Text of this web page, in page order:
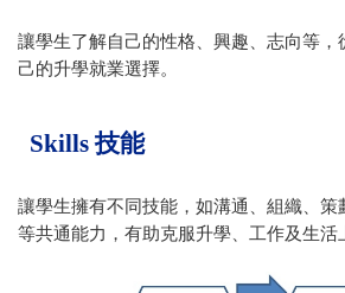
讓學生了解自己的性格、興趣、志向等，
己的升學就業選擇。
Skills 技能
讓學生擁有不同技能，如溝通、組織、策
等共通能力，有助克服升學、工作及生活